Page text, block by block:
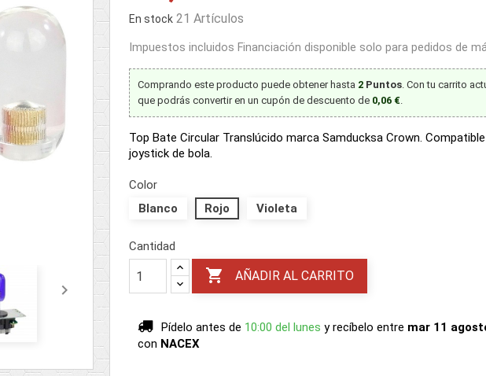

En stock 21 Artículos
Impuestos incluidos Financiación disponible solo para pedidos de
Comprando este producto puede obtener hasta 2 Puntos. Con tu carrito
que podrás convertir en un cupón de descuento de 0,06 €.
Top Bate Circular Translúcido marca Samducksa Crown.
joystick de bola.
Color
Blanco
Rojo Violeta
Cantidad
 AÑADIR AL CARRITO
Pídelo antes de 10:00 del lunes y recíbelo entre mar 11
con NACEX